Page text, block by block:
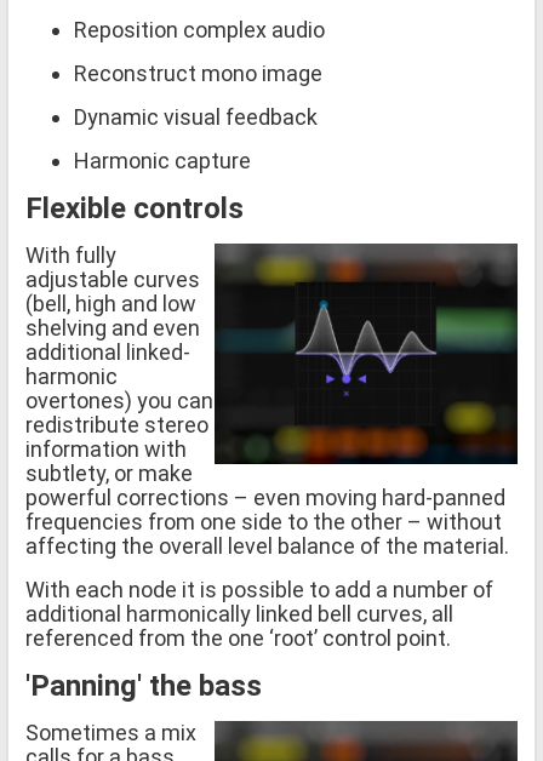
Reposition complex audio
Reconstruct mono image
Dynamic visual feedback
Harmonic capture
​​​​​​Flexible controls
With fully
adjustable curves
(bell, high and low
shelving and even
additional linked-
harmonic
overtones) you can
redistribute stereo
information with
subtlety, or make
powerful corrections – even moving hard-panned
frequencies from one side to the other – without
affecting the overall level balance of the material.
With each node it is possible to add a number of
additional harmonically linked bell curves, all
referenced from the one ‘root’ control point.
'Panning' the bass
Sometimes a mix